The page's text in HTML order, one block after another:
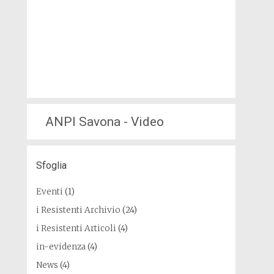
ANPI Savona - Video
Sfoglia
Eventi (1)
i Resistenti Archivio (24)
i Resistenti Articoli (4)
in-evidenza(4)
News (4)